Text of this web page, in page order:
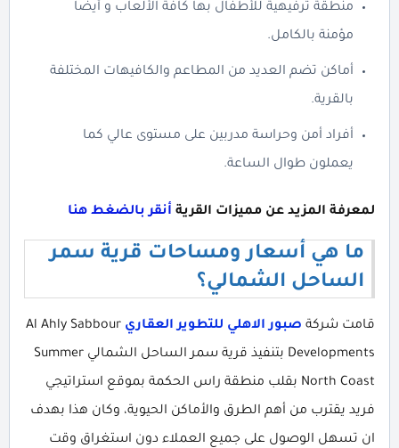
منطقة ترفيهية للأطفال بها كافة الألعاب و أيضا
مؤمنة بالكامل.
أماكن تضم العديد من المطاعم والكافيهات المختلفة
بالقرية.
أفراد أمن وحراسة مدربين على مستوى عالي كما
يعملون طوال الساعة.
لمعرفة المزيد عن مميزات القرية أنقر بالضغط هنا
ما هي أسعار ومساحات قرية سمر
الساحل الشمالي؟
قامت شركة صبور الاهلي للتطوير العقاري Al Ahly Sabbour
Developments بتنفيذ قرية سمر الساحل الشمالي Summer
North Coast بقلب منطقة راس الحكمة بموقع استراتيجي
فريد يقترب من أهم الطرق والأماكن الحيوية، وكان هذا بهدف
ان تسهل الوصول على جميع العملاء دون استغراق وقت